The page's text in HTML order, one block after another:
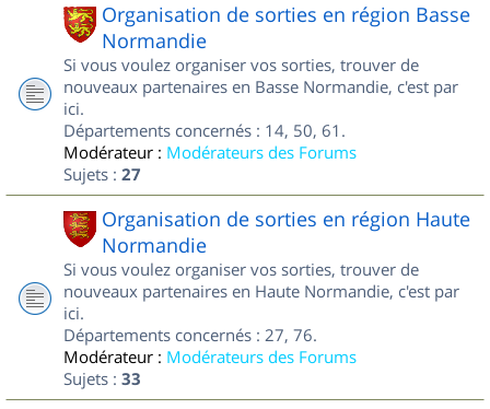
Organisation de sorties en région Basse
Normandie
Si vous voulez organiser vos sorties, trouver de
nouveaux partenaires en Basse Normandie, c'est par
ici.
Départements concernés : 14, 50, 61.
Modérateur : Modérateurs des Forums
Sujets : 27
Organisation de sorties en région Haute
Normandie
Si vous voulez organiser vos sorties, trouver de
nouveaux partenaires en Haute Normandie, c'est par
ici.
Départements concernés : 27, 76.
Modérateur : Modérateurs des Forums
Sujets : 33